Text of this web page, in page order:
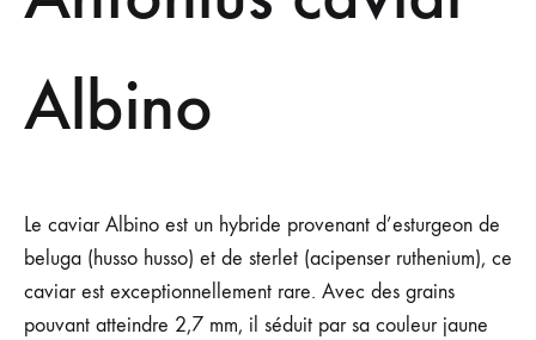
Albino
Le caviar Albino est un hybride provenant d’esturgeon de
beluga (husso husso) et de sterlet (acipenser ruthenium), ce
caviar est exceptionnellement rare. Avec des grains
pouvant atteindre 2,7 mm, il séduit par sa couleur jaune